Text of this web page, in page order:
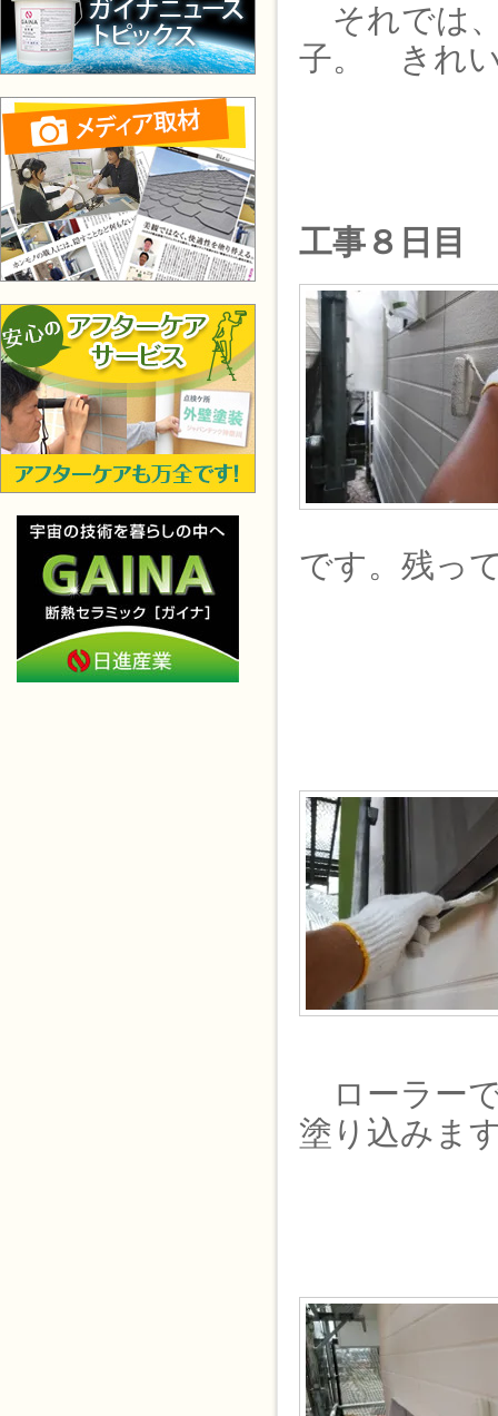
それでは
子。 きれい
工事８日目
です。残っ
ローラー
塗り込みま